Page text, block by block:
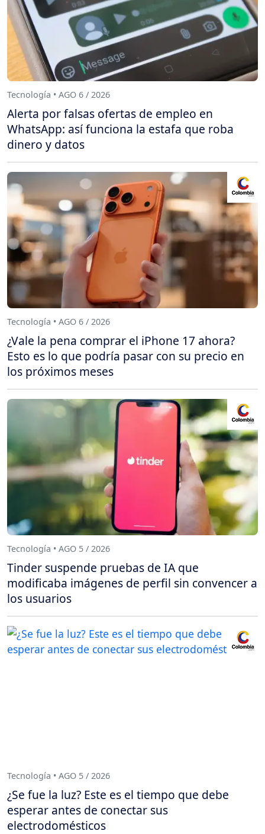
Tecnología • AGO 6 / 2026
Alerta por falsas ofertas de empleo en
WhatsApp: así funciona la estafa que roba
dinero y datos
Tecnología • AGO 6 / 2026
¿Vale la pena comprar el iPhone 17 ahora?
Esto es lo que podría pasar con su precio en
los próximos meses
Tecnología • AGO 5 / 2026
Tinder suspende pruebas de IA que
modificaba imágenes de perfil sin convencer a
los usuarios
Tecnología • AGO 5 / 2026
¿Se fue la luz? Este es el tiempo que debe
esperar antes de conectar sus
electrodomésticos